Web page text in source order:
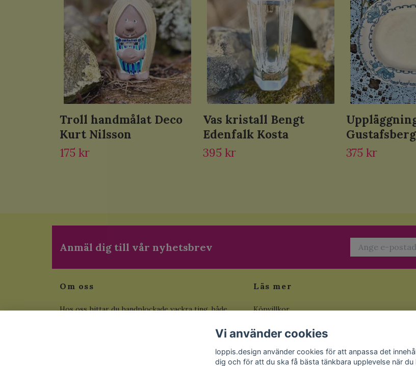
Troll handmålat Deco
Kurt Nilsson
175 kr
Vas kristall Bengt
Edenfalk Kosta
395 kr
Gustafsberg
375 kr
Anmäl dig till vår nyhetsbrev
Om oss
Hos oss hittar du handplockade vackra ting, både
från fabrik. Här hittar du även unika målningar i ett
Läs mer
Köpvillkor
Om Loppis.Design
Inspiration
Vi använder cookies
loppis.design använder cookies för att anpassa det
dig och för att du ska få bästa tänkbara upplevelse när du